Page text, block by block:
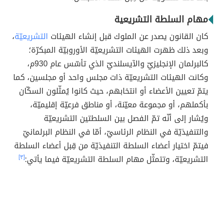
مهام السلطة التشريعية
كان القانون يصدر عن الملوك قبل إنشاء الهيئات التشريعيّة،
وبعد ذلك ظهرت الهيئات التشريعيّة الأوروبيّة المبكرّة؛
كالبرلمان الإنجليزيّ والآيسلنديّ الذي تأسّس عام 930م،
وكانت الهيئات التشريعيّة ذات مجلس واحد أو مجلسين، كما
يتمّ تعيين الأعضاء أو انتخابهم، حيث كانوا يُمثّلون السكّان
بأكملهم، أو مجموعة معيّنة، أو مناطق فرعيّة إقليميّة،
ويُشار إلى أنّه تمّ الفصل بين السلطتين التشريعيّة
والتنفيذيّة في النظام الرئاسيّ، أمّا في النظام البرلمانيّ
فيتمّ اختيار أعضاء السلطة التنفيذيّة من قِبل أعضاء السلطة
التشريعيّة، وتتمثّل مهام السلطة التشريعيّة فيما يأتي:[٣]